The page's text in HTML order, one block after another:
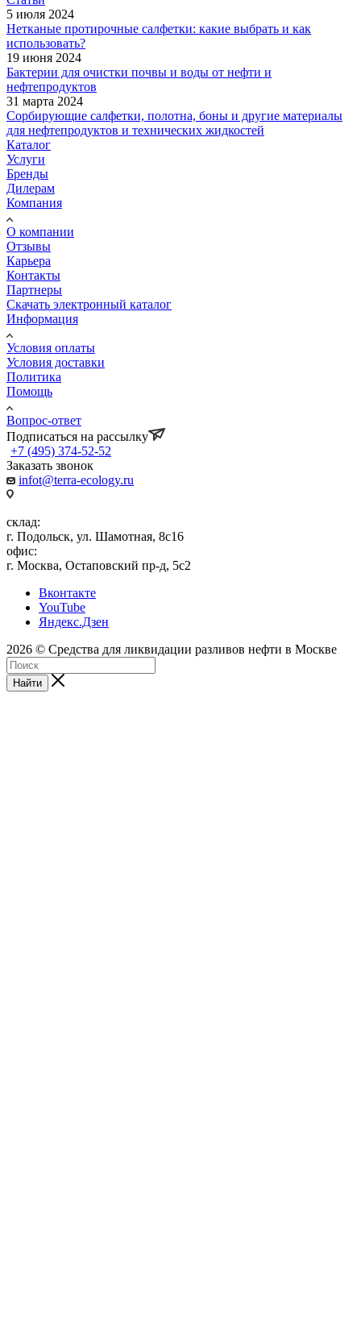
5 июля 2024
Нетканые протирочные салфетки: какие выбрать и как
использовать?
19 июня 2024
Бактерии для очистки почвы и воды от нефти и
нефтепродуктов
31 марта 2024
Сорбирующие салфетки, полотна, боны и другие материалы
для нефтепродуктов и технических жидкостей
Каталог
Услуги
Бренды
Дилерам
Компания
О компании
Отзывы
Карьера
Контакты
Партнеры
Скачать электронный каталог
Информация
Условия оплаты
Условия доставки
Политика
Помощь
Вопрос-ответ
Подписаться на рассылку
+7 (495) 374-52-52
Заказать звонок
infot@terra-ecology.ru
склад:
г. Подольск, ул. Шамотная, 8с16
офис:
г. Москва, Остаповский пр-д, 5с2
Вконтакте
YouTube
Яндекс.Дзен
2026 © Средства для ликвидации разливов нефти в Москве
Найти